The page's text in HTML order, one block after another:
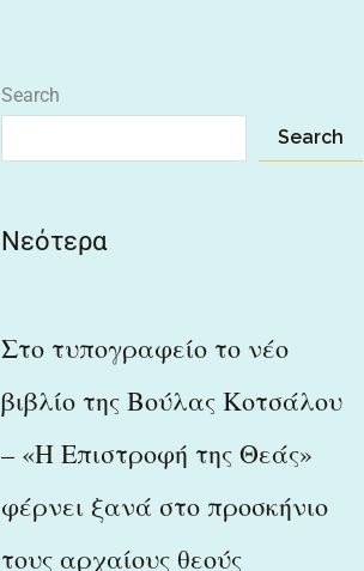
Search
Search
Νεότερα
Στο τυπογραφείο το νέο
βιβλίο της Βούλας Κοτσάλου
– «Η Επιστροφή της Θεάς»
φέρνει ξανά στο προσκήνιο
τους αρχαίους θεούς